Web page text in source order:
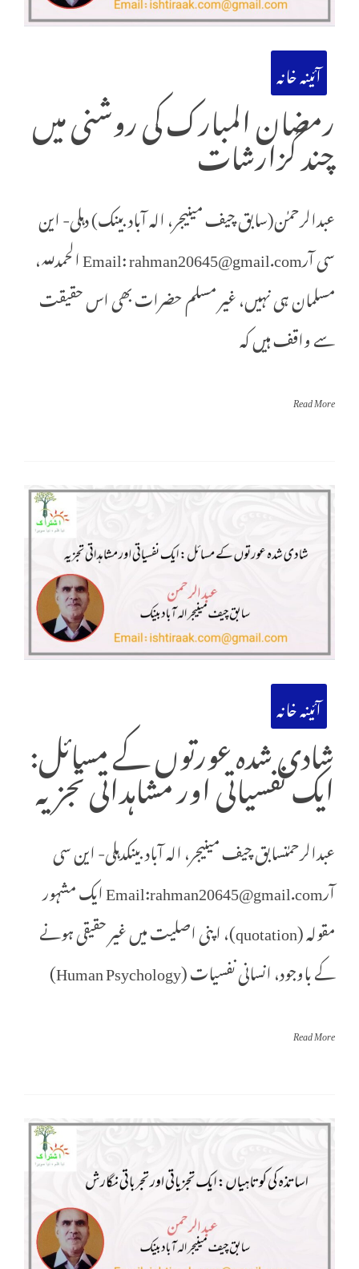
آئینہ خانہ
رمضان المبارک کی روشنی میں
چند گزارشات
عبدالرحمٰن(سابق چیف مینیجر، الہ آباد بینک) دہلی- این
سی آرEmail: rahman20645@gmail.com الحمدللہ،
مسلمان ہی نہیں، غیر مسلم حضرات بھی اس حقیقت
سے واقف ہیں کہ
Read More
آئینہ خانہ
شادی شدہ عورتوں کے مسائل:
ایک نفسیاتی اور مشاہداتی تجزیہ
عبدالرحمٰنسابق چیف مینیجر، الہ آباد بینکدہلی- این سی
آرEmail:rahman20645@gmail.com ایک مشہور
مقولہ (quotation)، اپنی اصلیت میں غیر حقیقی ہونے
کے باوجود، انسانی نفسیات (Human Psychology)
Read More